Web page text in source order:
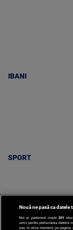
IBANI
SPORT
Nouă ne pasă ca
Noi și partenerii noștri 201
unici pentru prelucrarea datelor
sau în orice moment, pe